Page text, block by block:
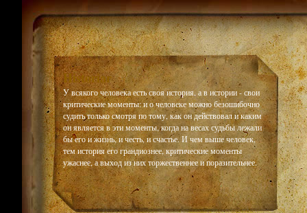
Historiar
У всякого человека есть своя история, а в истории - свои
критические моменты: и о человеке можно безошибочно
судить только смотря по тому, как он действовал и каким
он является в эти моменты, когда на весах судьбы лежали
бы его и жизнь, и честь, и счастье. И чем выше человек,
тем история его грандиознее, критические моменты
ужаснее, а выход из них торжественнее и поразительнее.